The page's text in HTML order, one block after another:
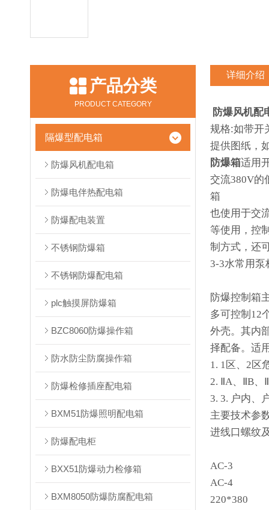
产品分类
PRODUCT CATEGORY
隔爆型配电箱
防爆风机配电箱
防爆电伴热配电箱
防爆配电装置
不锈钢防爆箱
不锈钢防爆配电箱
plc触摸屏防爆箱
BZC8060防爆操作箱
防水防尘防腐操作箱
防爆检修插座配电箱
BXM51防爆照明配电箱
防爆配电柜
BXX51防爆动力检修箱
BXM8050防爆防腐配电箱
详细介绍
防爆风机配
规格:如带开
提供图纸，
防爆箱适用
交流380V的
箱
也使用于交
等使用，控
制方式，还
3-3水常用泵
防爆控制箱
多可控制12
外壳。其内
择配备。适
1. 1区、2
2. ⅡA、ⅡB
3. 3. 户内、
主要技术参
进线口螺纹
AC-3
AC-4
220*380